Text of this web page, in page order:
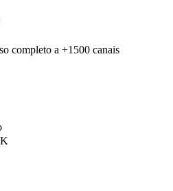
completo a +1500 canais